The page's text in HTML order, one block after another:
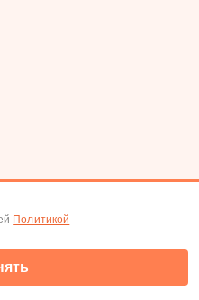
Политикой